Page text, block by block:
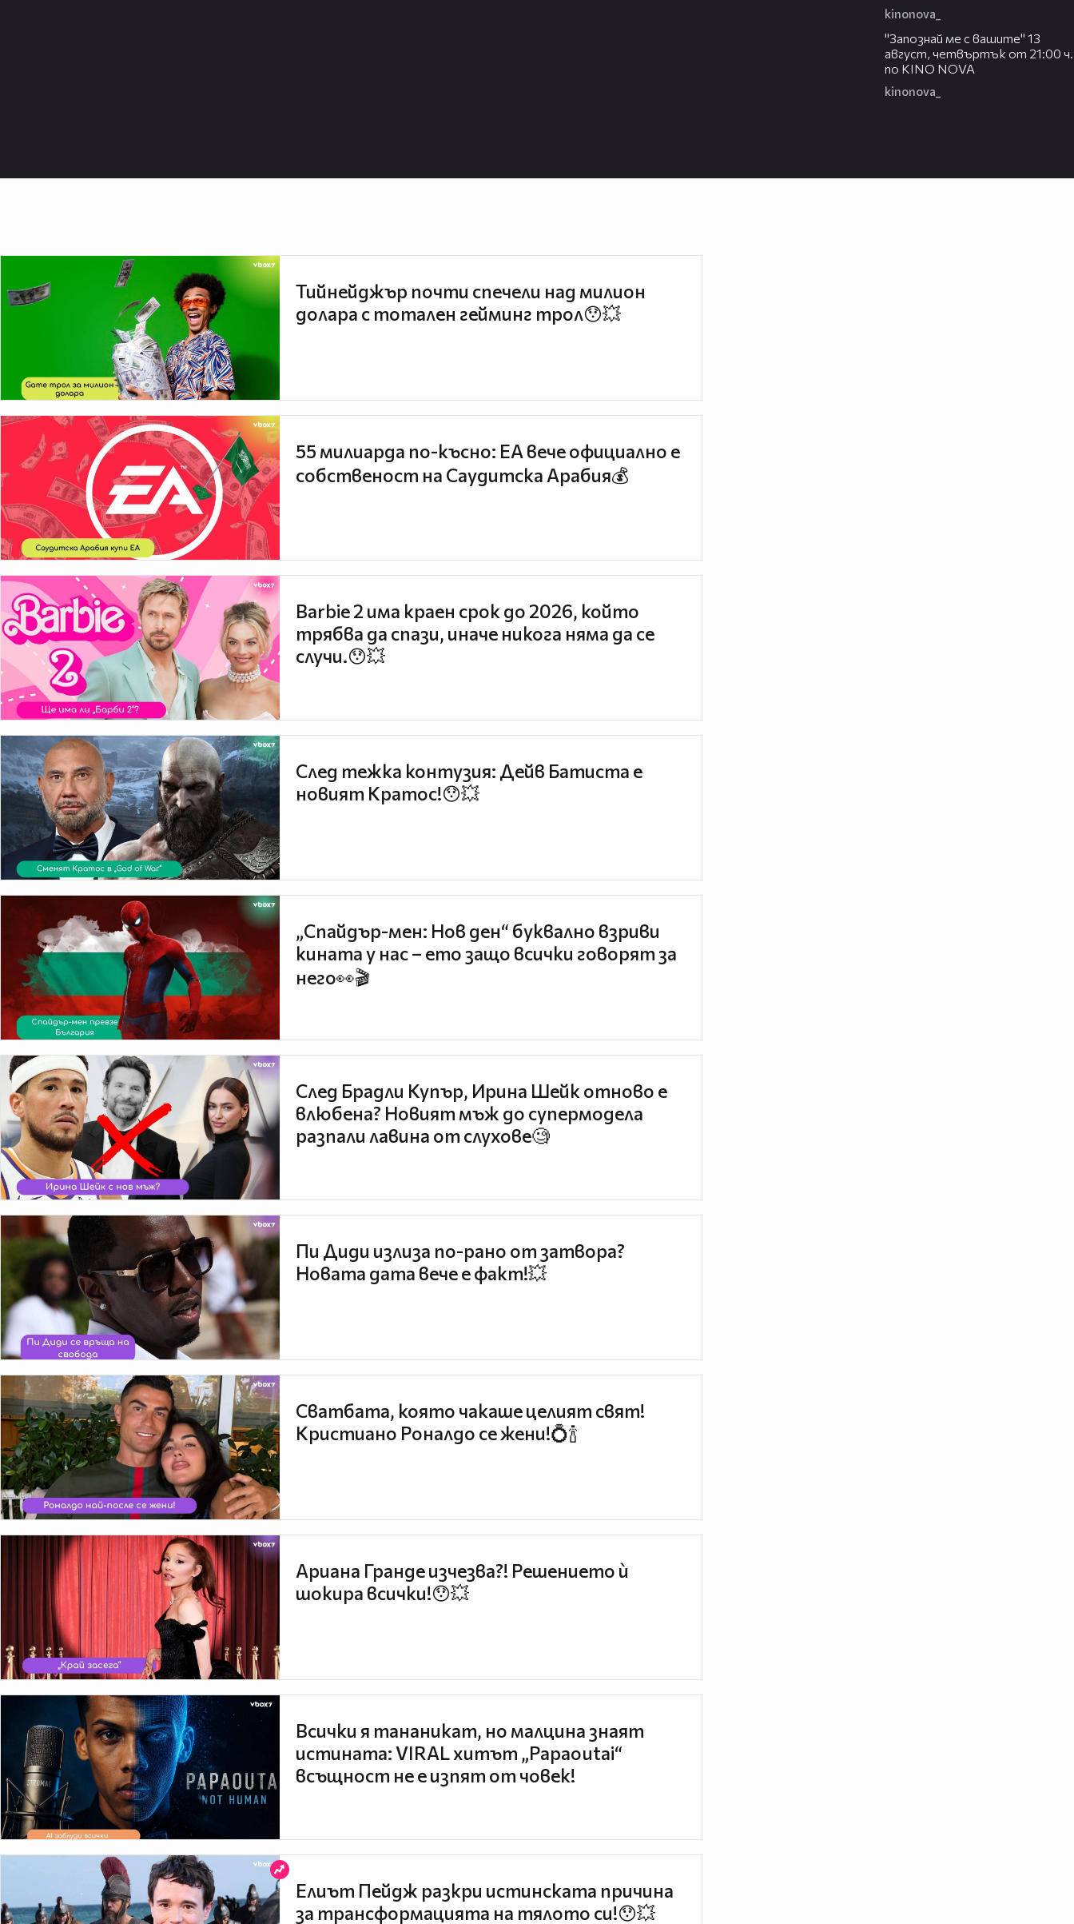
kinonova_
"Запознай ме с вашите" 13
август, четвъртък от 21:00 ч.
по KINO NOVA
kinonova_
Тийнейджър почти спечели над милион
долара с тотален гейминг трол😯💥
55 милиарда по-късно: EA вече официално е
собственост на Саудитска Арабия💰
Barbie 2 има краен срок до 2026, който
трябва да спази, иначе никога няма да се
случи.😯💥
След тежка контузия: Дейв Батиста е
новият Кратос!😯💥
„Спайдър-мен: Нов ден“ буквално взриви
кината у нас – ето защо всички говорят за
него👀🎬
След Брадли Купър, Ирина Шейк отново е
влюбена? Новият мъж до супермодела
разпали лавина от слухове🧐
Пи Диди излиза по-рано от затвора?
Новата дата вече е факт!💥
Сватбата, която чакаше целият свят!
Кристиано Роналдо се жени!💍🍾
Ариана Гранде изчезва?! Решението ѝ
шокира всички!😯💥
Всички я тананикат, но малцина знаят
истината: VIRAL хитът „Papaoutai“
всъщност не е изпят от човек!
Елиът Пейдж разкри истинската причина
за трансформацията на тялото си!😯💥